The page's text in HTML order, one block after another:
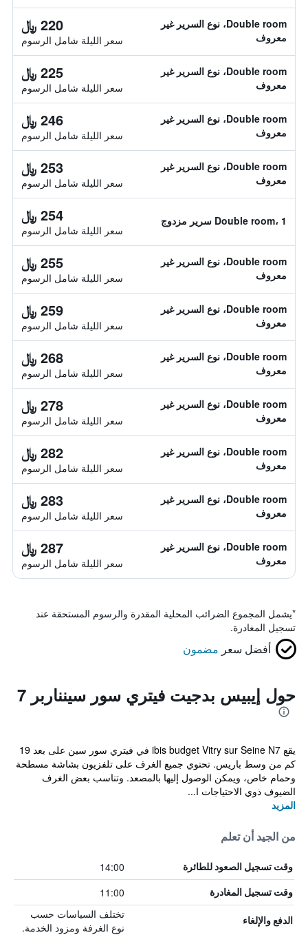
Double room، نوع السرير غير
معروف
220 ﷼
سعر الليلة شامل الرسوم
Double room، نوع السرير غير
معروف
225 ﷼
سعر الليلة شامل الرسوم
Double room، نوع السرير غير
معروف
246 ﷼
سعر الليلة شامل الرسوم
Double room، نوع السرير غير
معروف
253 ﷼
سعر الليلة شامل الرسوم
Double room، 1 سرير مزدوج 254 ﷼
سعر الليلة شامل الرسوم
Double room، نوع السرير غير
معروف
255 ﷼
سعر الليلة شامل الرسوم
Double room، نوع السرير غير
معروف
259 ﷼
سعر الليلة شامل الرسوم
Double room، نوع السرير غير
معروف
268 ﷼
سعر الليلة شامل الرسوم
Double room، نوع السرير غير
معروف
278 ﷼
سعر الليلة شامل الرسوم
Double room، نوع السرير غير
معروف
282 ﷼
سعر الليلة شامل الرسوم
Double room، نوع السرير غير
معروف
283 ﷼
سعر الليلة شامل الرسوم
Double room، نوع السرير غير
معروف
287 ﷼
سعر الليلة شامل الرسوم
*يشمل المجموع الضرائب المحلية المقدرة والرسوم المستحقة عند
تسجيل المغادرة.
أفضل سعر مضمون
حول إيبيس بدجيت فيتري سور سينناربر 7
يقع ibis budget Vitry sur Seine N7 في فيتري سور سين على بعد 19
كم من وسط باريس. تحتوي جميع الغرف على تلفزيون بشاشة مسطحة
وحمام خاص، ويمكن الوصول إليها بالمصعد. وتناسب بعض الغرف
الضيوف ذوي الاحتياجات ا...
المزيد
من الجيد أن تعلم
وقت تسجيل الصعود للطائرة 14:00
وقت تسجيل المغادرة 11:00
الدفع والإلغاء
تختلف السياسات حسب
نوع الغرفة ومزود الخدمة.